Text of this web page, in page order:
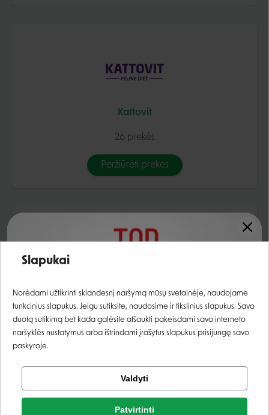
Kattovit
26 prekės
Peržiūrėti prekes
KONG
57 prekės
Registruotis
Facebook
Slapukai
Norėdami užtikrinti sklandesnį naršymą mūsų svetainėje, naudojame
funkcinius slapukus. Jeigu sutiksite, naudosime ir tikslinius slapukus. Savo
duotą sutikimą bet kada galėsite atšaukti pakeisdami savo interneto
naršyklės nustatymus arba ištrindami įrašytus slapukus prisijungę savo
paskyroje.
Valdyti
Patvirtinti